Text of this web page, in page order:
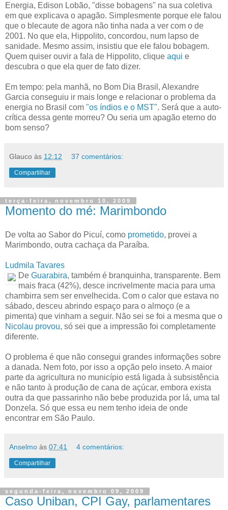
Energia, Edison Lobão, "disse bobagens" na sua coletiva
em que explicava o apagão. Simplesmente porque ele falou
que o blecaute de agora não tinha nada a ver com o de
2001. No que ela, Hippolito, concordou, num lapso de
sanidade. Mesmo assim, insistiu que ele falou bobagem.
Quem quiser ouvir a fala de Hippolito, clique aqui e
descubra o que ela quer de fato dizer.
Em tempo: pela manhã, no Bom Dia Brasil, Alexandre
Garcia conseguiu ir mais longe e relacionar o problema da
energia no Brasil com "os índios e o MST". Será que a auto-
crítica dessa gente morreu? Ou seria um apagão eterno do
bom senso?
Glauco às 12:12 37 comentários:
Compartilhar
terça-feira, novembro 10, 2009
Momento do mé: Marimbondo
De volta ao Sabor do Picuí, como prometido, provei a
Marimbondo, outra cachaça da Paraíba.
Ludmila Tavares
De Guarabira, também é branquinha, transparente. Bem
mais fraca (42%), desce incrivelmente macia para uma
chambirra sem ser envelhecida. Com o calor que estava no
sábado, desceu abrindo espaço para o almoço (e a
pimenta) que vinham a seguir. Não sei se foi a mesma que o
Nicolau provou, só sei que a impressão foi completamente
diferente.
O problema é que não consegui grandes informações sobre
a danada. Nem foto, por isso a opção pelo inseto. A maior
parte da agricultura no município está ligada à subsistência
e não tanto à produção de cana de açúcar, embora exista
outra da que passarinho não bebe produzida por lá, uma tal
Donzela. Só que essa eu nem tenho ideia de onde
encontrar em São Paulo.
Anselmo às 07:41 4 comentários:
Compartilhar
segunda-feira, novembro 09, 2009
Caso Uniban, CPI Gay, parlamentares